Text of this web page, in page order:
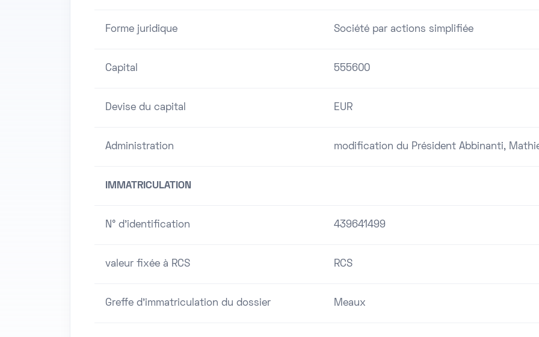
Forme juridique Société par actions simplifiée
Capital 555600
Devise du capital EUR
Administration modification du Président Abbinanti,
IMMATRICULATION
N° d'identification 439641499
valeur fixée à RCS RCS
Greffe d'immatriculation du dossier Meaux